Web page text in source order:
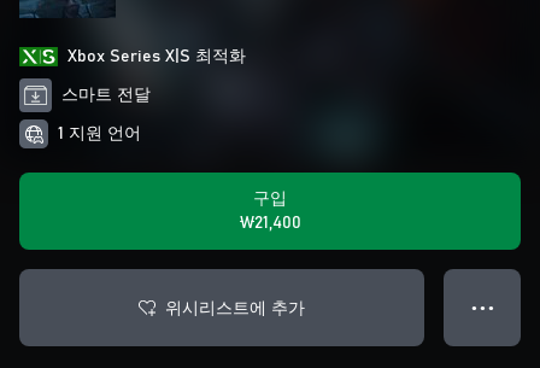
Xbox Series X|S 최적화
스마트 전달
1 지원 언어
구입
₩21,400
위시리스트에 추가 ● ● ●